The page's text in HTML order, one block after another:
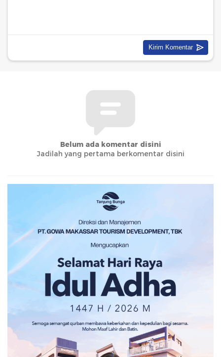
Belum ada komentar disini
Jadilah yang pertama berkomentar disini